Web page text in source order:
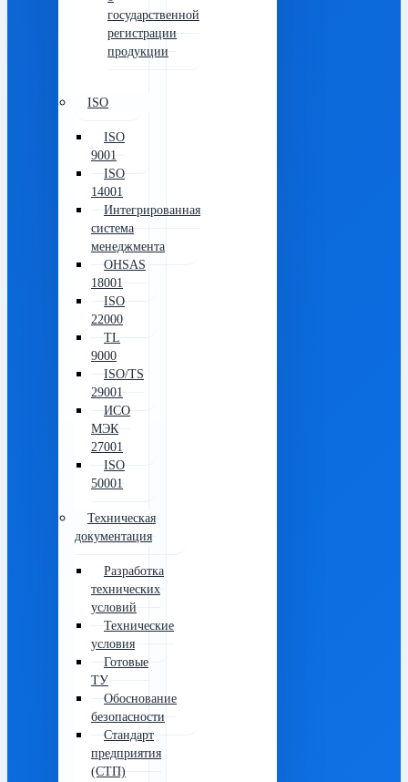
государственной
регистрации
продукции
ISO
ISO
9001
ISO
14001
Интегрированная
система
менеджмента
OHSAS
18001
ISO
22000
TL
9000
ISO/TS
29001
ИСО
МЭК
27001
ISO
50001
Техническая
документация
Разработка
технических
условий
Технические
условия
Готовые
ТУ
Обоснование
безопасности
Стандарт
предприятия
(СТП)